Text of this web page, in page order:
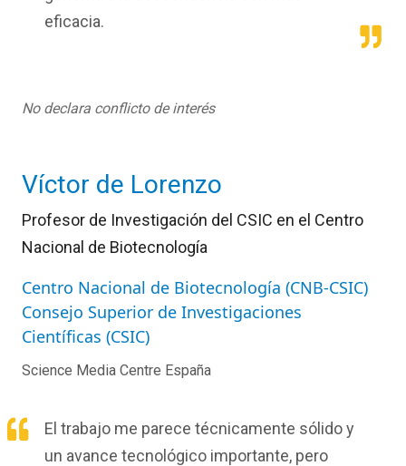
eficacia.
No declara conflicto de interés
Víctor de Lorenzo
Profesor de Investigación del CSIC en el Centro
Nacional de Biotecnología
Centro Nacional de Biotecnología (CNB-CSIC)
Consejo Superior de Investigaciones
Científicas (CSIC)
Science Media Centre España
El trabajo me parece técnicamente sólido y
un avance tecnológico importante, pero